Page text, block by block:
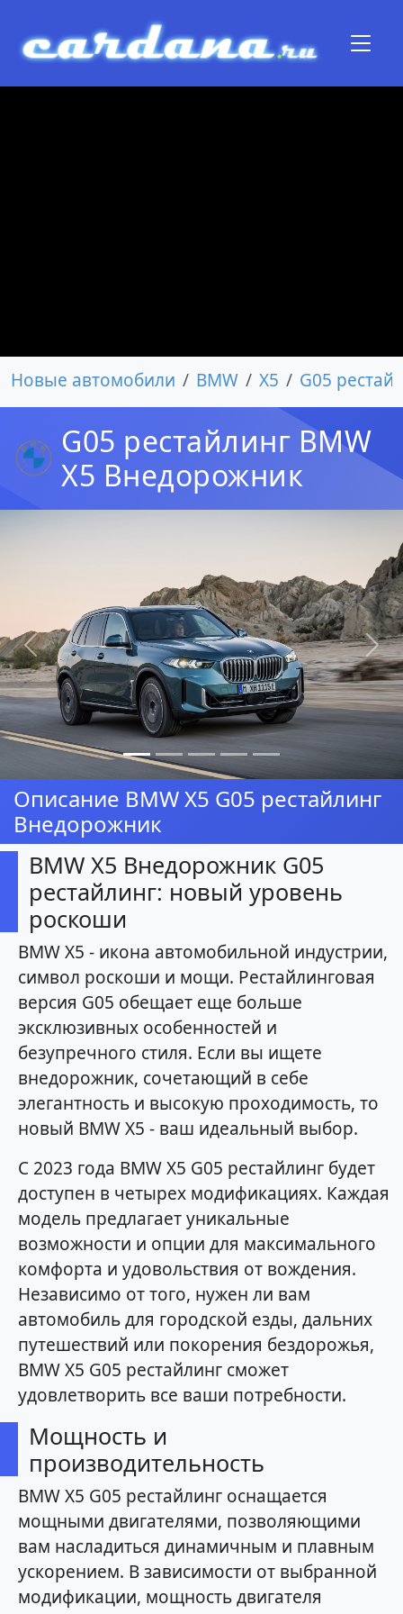
Новые автомобили BMW X5 G05
G05 рестайлинг BMW
X5 Внедорожник
Предыдущая
Описание BMW X5 G05 рестайлинг
Внедорожник
BMW X5 Внедорожник G05
рестайлинг: новый уровень
роскоши
BMW X5 - икона автомобильной индустрии,
символ роскоши и мощи. Рестайлинговая
версия G05 обещает еще больше
эксклюзивных особенностей и
безупречного стиля. Если вы ищете
внедорожник, сочетающий в себе
элегантность и высокую проходимость, то
новый BMW X5 - ваш идеальный выбор.
С 2023 года BMW X5 G05 рестайлинг будет
доступен в четырех модификациях. Каждая
модель предлагает уникальные
возможности и опции для максимального
комфорта и удовольствия от вождения.
Независимо от того, нужен ли вам
автомобиль для городской езды, дальних
путешествий или покорения бездорожья,
BMW X5 G05 рестайлинг сможет
удовлетворить все ваши потребности.
Мощность и
производительность
BMW X5 G05 рестайлинг оснащается
мощными двигателями, позволяющими
вам насладиться динамичным и плавным
ускорением. В зависимости от выбранной
модификации, мощность двигателя